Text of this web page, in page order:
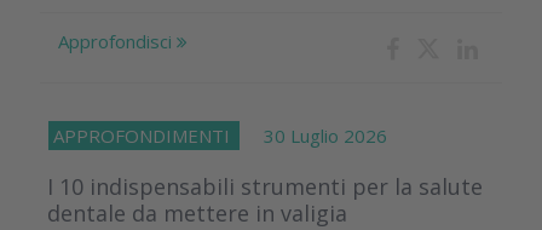
Approfondisci
APPROFONDIMENTI 30 Luglio 2026
I 10 indispensabili strumenti per la salute
dentale da mettere in valigia